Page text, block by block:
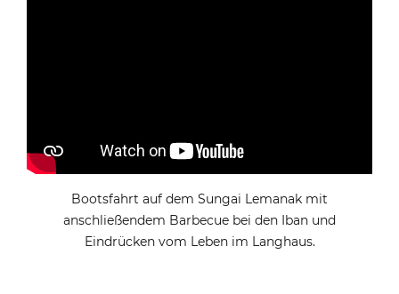
Bootsfahrt auf dem Sungai Lemanak mit
anschließendem Barbecue bei den Iban und
Eindrücken vom Leben im Langhaus.